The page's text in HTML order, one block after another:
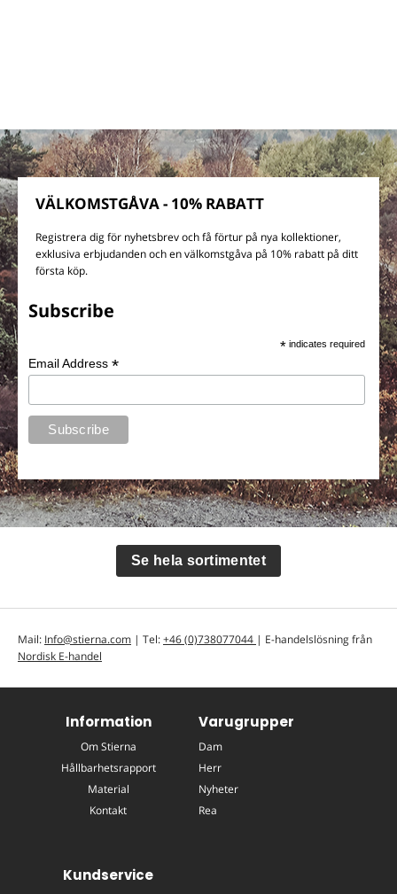
VÄLKOMSTGÅVA - 10% RABATT
Registrera dig för nyhetsbrev och få förtur på nya kollektioner,
exklusiva erbjudanden och en välkomstgåva på 10% rabatt på ditt
första köp.
Subscribe
* indicates required
Email Address*
Se hela sortimentet
Mail: Info@stierna.com | Tel:+46 (0)738077044 | E-handelslösning från
Nordisk E-handel
Information
Om Stierna
Hållbarhetsrapport
Material
Kontakt
Varugrupper
Dam
Herr
Nyheter
Rea
Kundservice